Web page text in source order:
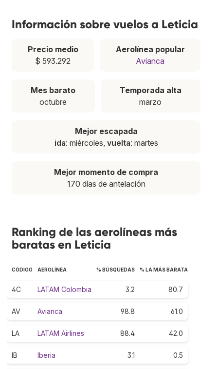
Información sobre vuelos a Leticia
Precio medio
$ 593.292
Aerolínea popular
Avianca
Mes barato
octubre
Temporada alta
marzo
Mejor escapada
ida: miércoles, vuelta: martes
Mejor momento de compra
170 días de antelación
Ranking de las aerolíneas más
baratas en Leticia
CÓDIGO AEROLÍNEA % BÚSQUEDAS % LA MÁS BARATA
4C LATAM Colombia 3.2 80.7
AV Avianca 98.8 61.0
LA LATAM Airlines 88.4 42.0
IB Iberia 3.1 0.5